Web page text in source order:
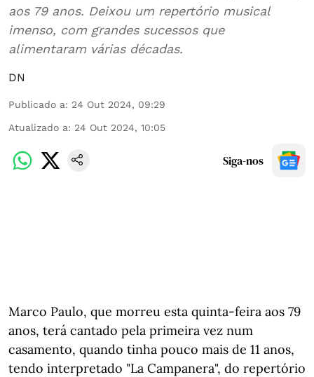
aos 79 anos. Deixou um repertório musical
imenso, com grandes sucessos que
alimentaram várias décadas.
DN
Publicado a: 24 Out 2024, 09:29
Atualizado a: 24 Out 2024, 10:05
Siga-nos
Marco Paulo, que morreu esta quinta-feira aos 79
anos, terá cantado pela primeira vez num
casamento, quando tinha pouco mais de 11 anos,
tendo interpretado "La Campanera", do repertório